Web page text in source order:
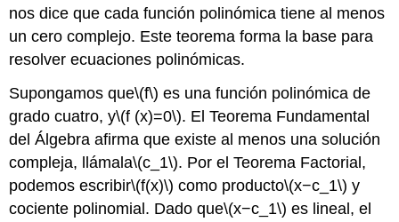
nos dice que cada función polinómica tiene al menos
un cero complejo. Este teorema forma la base para
resolver ecuaciones polinómicas.
Supongamos que\(f\) es una función polinómica de
grado cuatro, y\(f (x)=0\). El Teorema Fundamental
del Álgebra afirma que existe al menos una solución
compleja, llámala\(c_1\). Por el Teorema Factorial,
podemos escribir\(f(x)\) como producto\(x−c_1\) y
cociente polinomial. Dado que\(x−c_1\) es lineal, el